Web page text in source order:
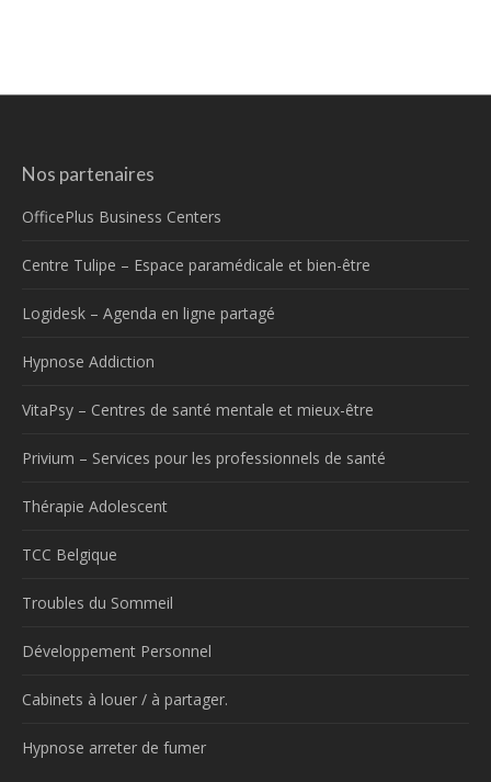
Nos partenaires
OfficePlus Business Centers
Centre Tulipe – Espace paramédicale et bien-être
Logidesk – Agenda en ligne partagé
Hypnose Addiction
VitaPsy – Centres de santé mentale et mieux-être
Privium – Services pour les professionnels de santé
Thérapie Adolescent
TCC Belgique
Troubles du Sommeil
Développement Personnel
Cabinets à louer / à partager.
Hypnose arreter de fumer